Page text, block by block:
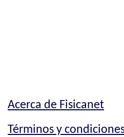
Acerca de Fisicanet
Términos y